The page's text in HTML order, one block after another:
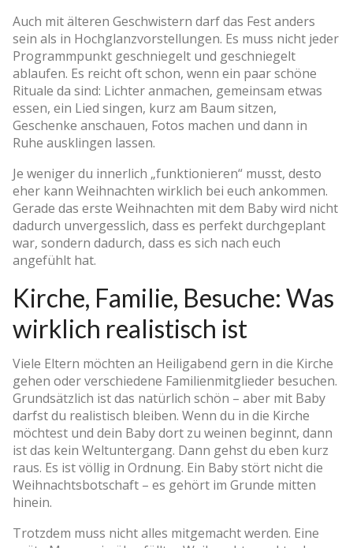
Auch mit älteren Geschwistern darf das Fest anders
sein als in Hochglanzvorstellungen. Es muss nicht jeder
Programmpunkt geschniegelt und geschniegelt
ablaufen. Es reicht oft schon, wenn ein paar schöne
Rituale da sind: Lichter anmachen, gemeinsam etwas
essen, ein Lied singen, kurz am Baum sitzen,
Geschenke anschauen, Fotos machen und dann in
Ruhe ausklingen lassen.
Je weniger du innerlich „funktionieren“ musst, desto
eher kann Weihnachten wirklich bei euch ankommen.
Gerade das erste Weihnachten mit dem Baby wird nicht
dadurch unvergesslich, dass es perfekt durchgeplant
war, sondern dadurch, dass es sich nach euch
angefühlt hat.
Kirche, Familie, Besuche: Was
wirklich realistisch ist
Viele Eltern möchten an Heiligabend gern in die Kirche
gehen oder verschiedene Familienmitglieder besuchen.
Grundsätzlich ist das natürlich schön – aber mit Baby
darfst du realistisch bleiben. Wenn du in die Kirche
möchtest und dein Baby dort zu weinen beginnt, dann
ist das kein Weltuntergang. Dann gehst du eben kurz
raus. Es ist völlig in Ordnung. Ein Baby stört nicht die
Weihnachtsbotschaft – es gehört im Grunde mitten
hinein.
Trotzdem muss nicht alles mitgemacht werden. Eine